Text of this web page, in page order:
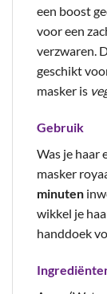
een boost
voor een
verzwaren.
geschikt
masker is
Gebruik
Was je haar
masker
minuten
wikkel je
handdoek